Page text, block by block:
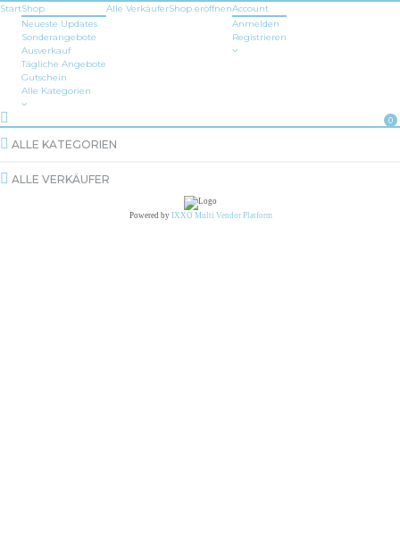
StartShop
Neueste Updates
Sonderangebote
Ausverkauf
Tägliche Angebote
Gutschein
Alle Kategorien
Alle VerkäuferShop eröffnenAccount
Anmelden
Registrieren
0
ALLE KATEGORIEN
ALLE VERKÄUFER
Powered by IXXO Multi Vendor Platform